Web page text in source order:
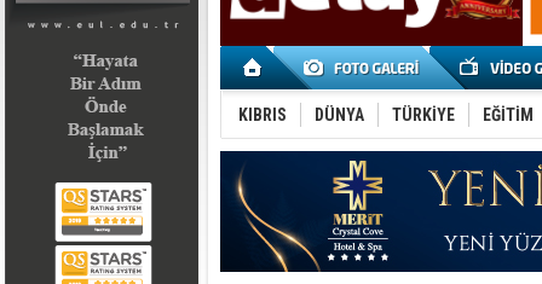
KIBRIS DÜNYA TÜRKİYE EĞİTİM